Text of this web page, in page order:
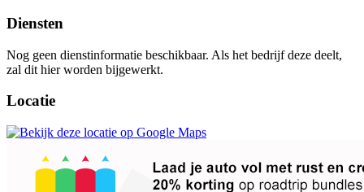
Diensten
Nog geen dienstinformatie beschikbaar. Als het bedrijf deze deelt,
zal dit hier worden bijgewerkt.
Locatie